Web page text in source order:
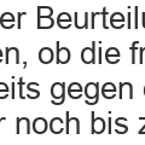
ob die
noch bis